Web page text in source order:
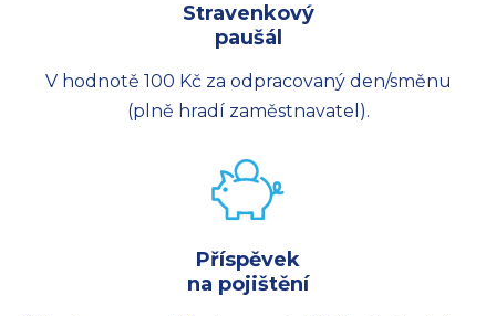
Stravenkový
paušál
V hodnotě 100 Kč za odpracovaný den/směnu
(plně hradí zaměstnavatel).
Příspěvek
na pojištění